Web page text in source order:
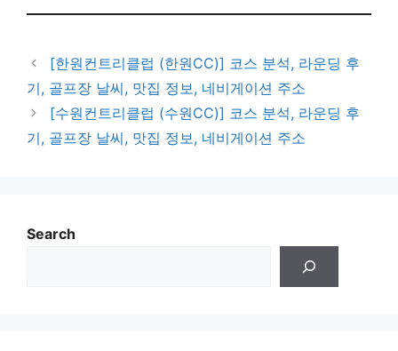
[한원컨트리클럽 (한원CC)] 코스 분석, 라운딩 후
기, 골프장 날씨, 맛집 정보, 네비게이션 주소
[수원컨트리클럽 (수원CC)] 코스 분석, 라운딩 후
기, 골프장 날씨, 맛집 정보, 네비게이션 주소
Search